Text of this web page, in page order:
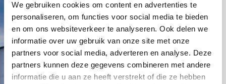
We gebruiken cookies om content en advertenties te
personaliseren, om functies voor social media te bieden
en om ons websiteverkeer te analyseren. Ook delen we
informatie over uw gebruik van onze site met onze
partners voor social media, adverteren en analyse. Deze
partners kunnen deze gegevens combineren met andere
informatie die u aan ze heeft verstrekt of die ze hebben